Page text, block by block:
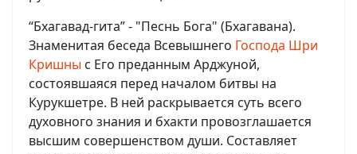
“Бхагавад-гита” - "Песнь Бога" (Бхагавана).
Знаменитая беседа Всевышнего Господа Шри
Кришны с Его преданным Арджуной,
состоявшаяся перед началом битвы на
Курукшетре. В ней раскрывается суть всего
духовного знания и бхакти провозглашается
высшим совершенством души. Составляет